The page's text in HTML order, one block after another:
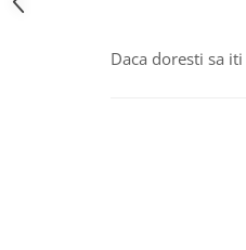
Daca doresti sa